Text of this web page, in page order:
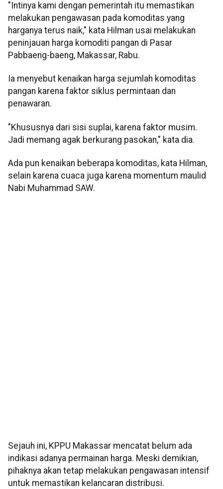
"Intinya kami dengan pemerintah itu memastikan
melakukan pengawasan pada komoditas yang
harganya terus naik," kata Hilman usai melakukan
peninjauan harga komoditi pangan di Pasar
Pabbaeng-baeng, Makassar, Rabu.
Ia menyebut kenaikan harga sejumlah komoditas
pangan karena faktor siklus permintaan dan
penawaran.
"Khususnya dari sisi suplai, karena faktor musim.
Jadi memang agak berkurang pasokan," kata dia.
Ada pun kenaikan beberapa komoditas, kata Hilman,
selain karena cuaca juga karena momentum maulid
Nabi Muhammad SAW.
Sejauh ini, KPPU Makassar mencatat belum ada
indikasi adanya permainan harga. Meski demikian,
pihaknya akan tetap melakukan pengawasan intensif
untuk memastikan kelancaran distribusi.